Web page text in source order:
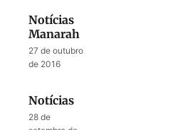
Notícias
Manarah
27 de outubro
de 2016
Notícias
28 de